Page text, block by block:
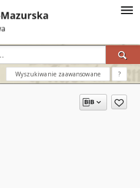
Wyszukiwanie zaawansowane ?